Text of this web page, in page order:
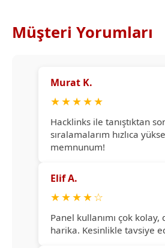
Müşteri Yorumları
Murat K.
★★★★★
Hacklinks ile tanıştıktan
sıralamalarım hızlıca
memnunum!
Elif A.
★★★★☆
Panel kullanımı çok kolay,
harika. Kesinlikle tavsiye